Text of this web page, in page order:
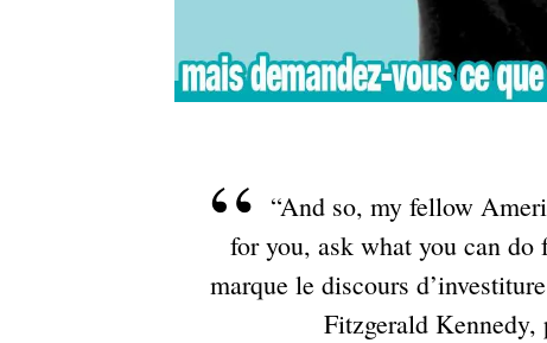
“And so, my fellow
for you, ask what you can
marque le discours
Fitzgerald Kennedy,